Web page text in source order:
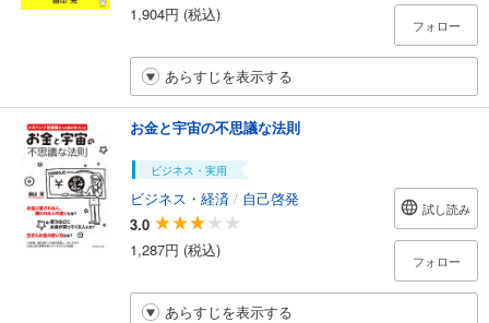
1,904円 (税込)
フォロー
あらすじを表示する
お金と宇宙の不思議な法則
ビジネス・実用
ビジネス・経済 / 自己啓発
3.0
1,287円 (税込)
試し読み
フォロー
あらすじを表示する